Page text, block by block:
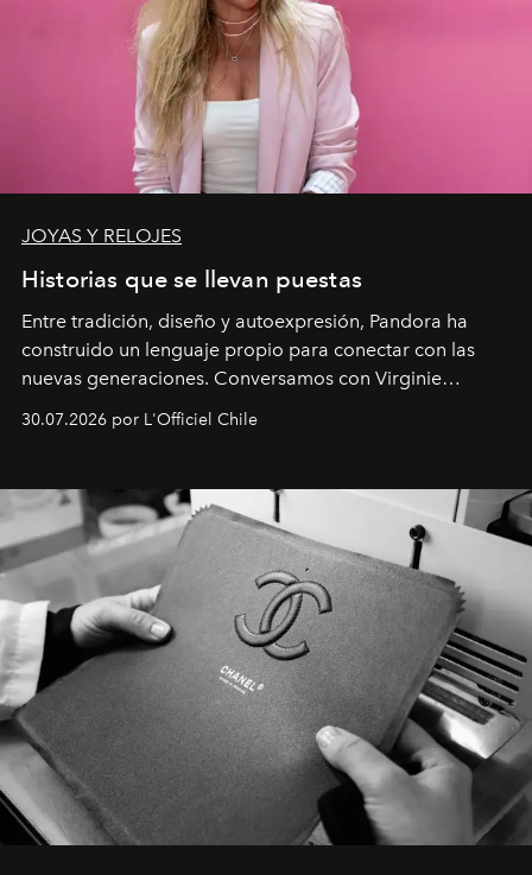
JOYAS Y RELOJES
Historias que se llevan puestas
Entre tradición, diseño y autoexpresión, Pandora ha
construido un lenguaje propio para conectar con las
nuevas generaciones. Conversamos con Virginie
Dubray, la responsable de marketing para
Latinoamérica, sobre identidad, cultura y el valor
30.07.2026 por L'Officiel Chile